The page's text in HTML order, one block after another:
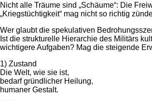
Nicht alle Träume sind „Schäume“: Die
„Kriegstüchtigkeit“ mag nicht so richtig
Wer glaubt die spekulativen
Ist die strukturelle Hierarchie des Militärs
wichtigere Aufgaben? Mag die steigende
1) Zustand
Die Welt, wie sie ist,
bedarf gründlicher Heilung,
humaner Gestalt.